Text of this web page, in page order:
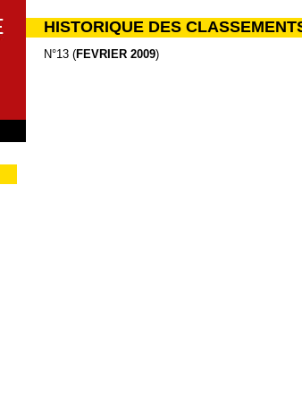
HISTORIQUE DES
N°13 (FEVRIER 2009)